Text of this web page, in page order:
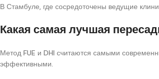
В Стамбуле, где сосредоточены ведущие
Какая самая лучшая
Метод FUE и DHI считаются самыми
эффективными.